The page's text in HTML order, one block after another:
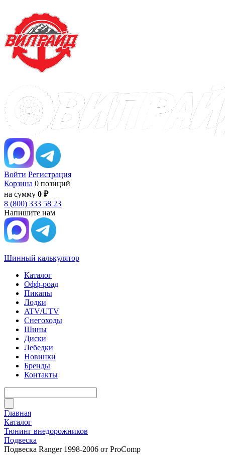
Войти Регистрация
Корзина 0 позиций
на сумму 0 ₽
8 (800) 333 58 23
Напишите нам
Шинный калькулятор
Каталог
Офф-роад
Пикапы
Лодки
ATV/UTV
Снегоходы
Шины
Диски
Лебедки
Новинки
Бренды
Контакты
Главная
Каталог
Тюнинг внедорожников
Подвеска
Подвеска Ranger 1998-2006 от ProComp